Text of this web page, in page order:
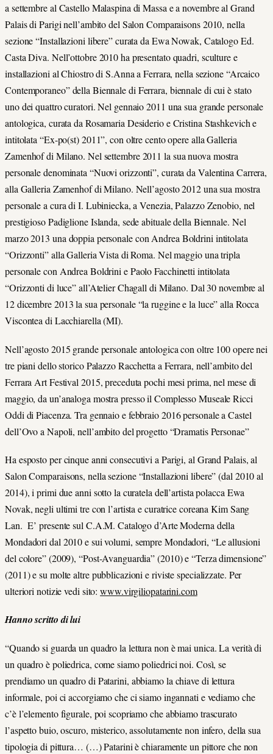
a settembre al Castello Malaspina di Massa e a novembre al Grand
Palais di Parigi nell’ambito del Salon Comparaisons 2010, nella
sezione “Installazioni libere” curata da Ewa Nowak, Catalogo Ed.
Casta Diva. Nell’ottobre 2010 ha presentato quadri, sculture e
installazioni al Chiostro di S.Anna a Ferrara, nella sezione “Arcaico
Contemporaneo” della Biennale di Ferrara, biennale di cui è stato
uno dei quattro curatori. Nel gennaio 2011 una sua grande personale
antologica, curata da Rosamaria Desiderio e Cristina Stashkevich e
intitolata “Ex-po(st) 2011”, con oltre cento opere alla Galleria
Zamenhof di Milano. Nel settembre 2011 la sua nuova mostra
personale denominata “Nuovi orizzonti”, curata da Valentina Carrera,
alla Galleria Zamenhof di Milano. Nell’agosto 2012 una sua mostra
personale a cura di I. Lubiniecka, a Venezia, Palazzo Zenobio, nel
prestigioso Padiglione Islanda, sede abituale della Biennale. Nel
marzo 2013 una doppia personale con Andrea Boldrini intitolata
“Orizzonti” alla Galleria Vista di Roma. Nel maggio una tripla
personale con Andrea Boldrini e Paolo Facchinetti intitolata
“Orizzonti di luce” all’Atelier Chagall di Milano. Dal 30 novembre al
12 dicembre 2013 la sua personale “la ruggine e la luce” alla Rocca
Viscontea di Lacchiarella (MI).
Nell’agosto 2015 grande personale antologica con oltre 100 opere nei
tre piani dello storico Palazzo Racchetta a Ferrara, nell’ambito del
Ferrara Art Festival 2015, preceduta pochi mesi prima, nel mese di
maggio, da un’analoga mostra presso il Complesso Museale Ricci
Oddi di Piacenza. Tra gennaio e febbraio 2016 personale a Castel
dell’Ovo a Napoli, nell’ambito del progetto “Dramatis Personae”
Ha esposto per cinque anni consecutivi a Parigi, al Grand Palais, al
Salon Comparaisons, nella sezione “Installazioni libere” (dal 2010 al
2014), i primi due anni sotto la curatela dell’artista polacca Ewa
Novak, negli ultimi tre con l’artista e curatrice coreana Kim Sang
Lan. E’ presente sul C.A.M. Catalogo d’Arte Moderna della
Mondadori dal 2010 e sui volumi, sempre Mondadori, “Le allusioni
del colore” (2009), “Post-Avanguardia” (2010) e “Terza dimensione”
(2011) e su molte altre pubblicazioni e riviste specializzate. Per
ulteriori notizie vedi sito:www.virgiliopatarini.com
Hanno scritto di lui
“Quando si guarda un quadro la lettura non è mai unica. La verità di
un quadro è poliedrica, come siamo poliedrici noi. Così, se
prendiamo un quadro di Patarini, abbiamo la chiave di lettura
informale, poi ci accorgiamo che ci siamo ingannati e vediamo che
c’è l’elemento figurale, poi scopriamo che abbiamo trascurato
l’aspetto buio, oscuro, misterico, assolutamente non infero, della sua
tipologia di pittura… (…) Patarini è chiaramente un pittore che non